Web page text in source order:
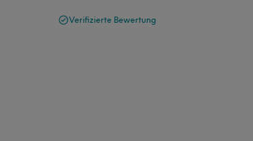
Verifizierte Bewertung